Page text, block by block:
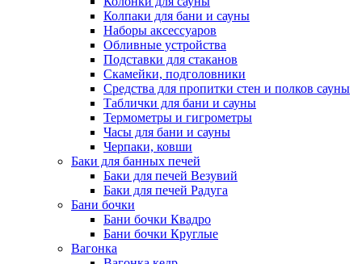
Колпаки для бани и сауны
Наборы аксессуаров
Обливные устройства
Подставки для стаканов
Скамейки, подголовники
Средства для пропитки стен и полков сауны
Таблички для бани и сауны
Термометры и гигрометры
Часы для бани и сауны
Черпаки, ковши
Баки для банных печей
Баки для печей Везувий
Баки для печей Радуга
Бани бочки
Бани бочки Квадро
Бани бочки Круглые
Вагонка